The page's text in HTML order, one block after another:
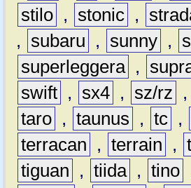
stilo , stonic ,
,
subaru , sunny ,
superleggera ,
swift , sx4 , sz/rz ,
taro , taunus , tc ,
terracan
, terrain ,
tiguan
, tiida , tino